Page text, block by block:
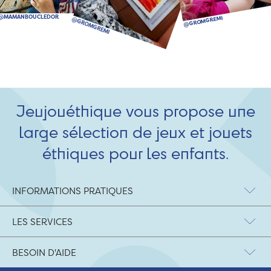
Jeujouéthique vous propose une
large sélection de jeux et jouets
éthiques pour les enfants.
INFORMATIONS PRATIQUES
LES SERVICES
BESOIN D'AIDE